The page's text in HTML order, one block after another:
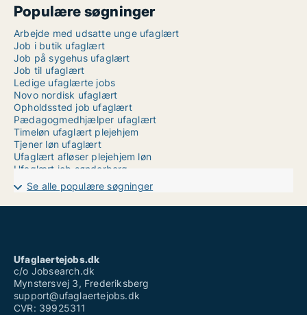
Populære søgninger
Arbejde med udsatte unge ufaglært
Job i butik ufaglært
Job på sygehus ufaglært
Job til ufaglært
Ledige ufaglærte jobs
Novo nordisk ufaglært
Opholdssted job ufaglært
Pædagogmedhjælper ufaglært
Timeløn ufaglært plejehjem
Tjener løn ufaglært
Ufaglært afløser plejehjem løn
Ufaglært job sønderborg
Ufaglært job thisted
Ufaglært lagerarbejde aarhus
Ufaglært novo nordisk
Vikar ufaglært
Vikarbureau ufaglært
Se alle populære søgninger
Ufaglaertejobs.dk
c/o Jobsearch.dk
Mynstersvej 3, Frederiksberg
support@ufaglaertejobs.dk
CVR: 39925311